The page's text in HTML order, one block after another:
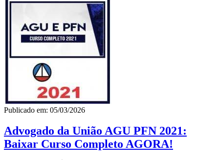
Publicado em: 05/03/2026
Advogado da União AGU PFN 2021:
Baixar Curso Completo AGORA!